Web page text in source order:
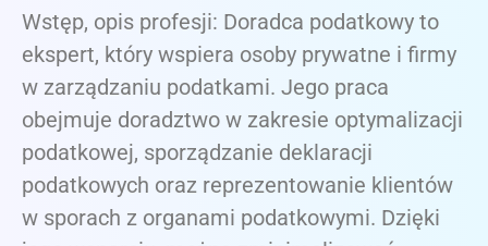
Wstęp, opis profesji: Doradca podatkowy to
ekspert, który wspiera osoby prywatne i firmy
w zarządzaniu podatkami. Jego praca
obejmuje doradztwo w zakresie optymalizacji
podatkowej, sporządzanie deklaracji
podatkowych oraz reprezentowanie klientów
w sporach z organami podatkowymi. Dzięki